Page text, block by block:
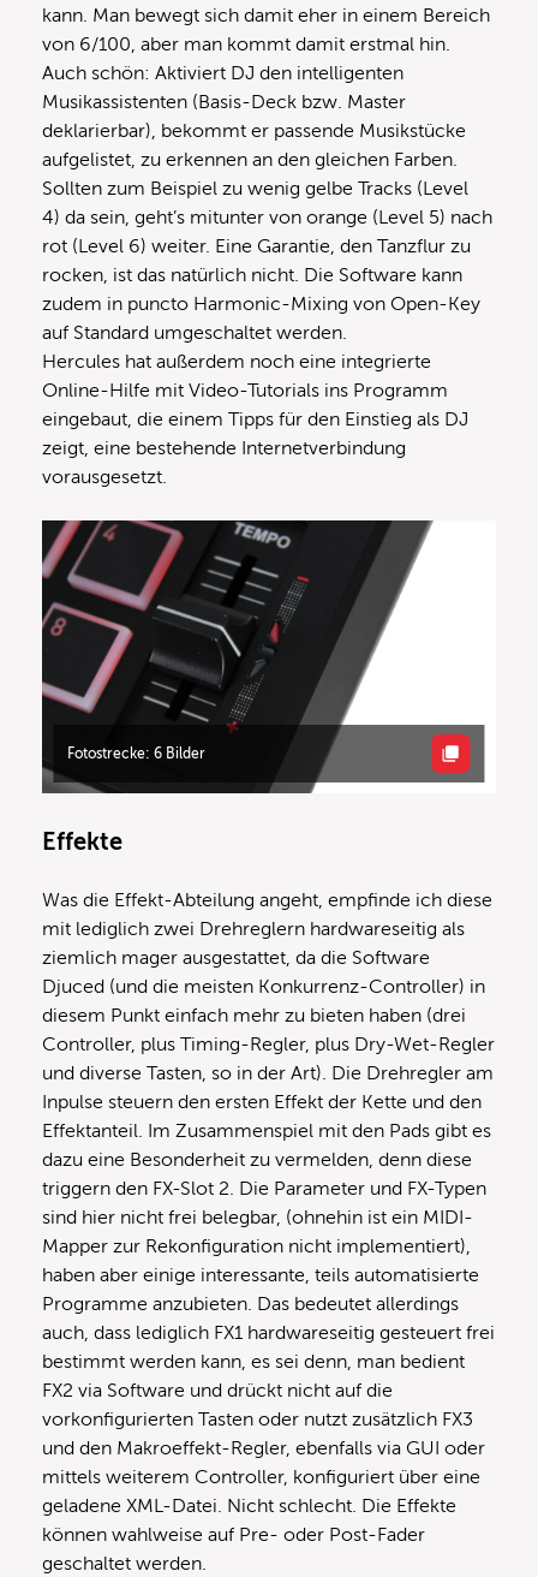
kann. Man bewegt sich damit eher in einem Bereich
von 6/100, aber man kommt damit erstmal hin.
Auch schön: Aktiviert DJ den intelligenten
Musikassistenten (Basis-Deck bzw. Master
deklarierbar), bekommt er passende Musikstücke
aufgelistet, zu erkennen an den gleichen Farben.
Sollten zum Beispiel zu wenig gelbe Tracks (Level
4) da sein, geht’s mitunter von orange (Level 5) nach
rot (Level 6) weiter. Eine Garantie, den Tanzflur zu
rocken, ist das natürlich nicht. Die Software kann
zudem in puncto Harmonic-Mixing von Open-Key
auf Standard umgeschaltet werden.
Hercules hat außerdem noch eine integrierte
Online-Hilfe mit Video-Tutorials ins Programm
eingebaut, die einem Tipps für den Einstieg als DJ
zeigt, eine bestehende Internetverbindung
vorausgesetzt.
Fotostrecke: 6 Bilder
Effekte
Was die Effekt-Abteilung angeht, empfinde ich diese
mit lediglich zwei Drehreglern hardwareseitig als
ziemlich mager ausgestattet, da die Software
Djuced (und die meisten Konkurrenz-Controller) in
diesem Punkt einfach mehr zu bieten haben (drei
Controller, plus Timing-Regler, plus Dry-Wet-Regler
und diverse Tasten, so in der Art). Die Drehregler am
Inpulse steuern den ersten Effekt der Kette und den
Effektanteil. Im Zusammenspiel mit den Pads gibt es
dazu eine Besonderheit zu vermelden, denn diese
triggern den FX-Slot 2. Die Parameter und FX-Typen
sind hier nicht frei belegbar, (ohnehin ist ein MIDI-
Mapper zur Rekonfiguration nicht implementiert),
haben aber einige interessante, teils automatisierte
Programme anzubieten. Das bedeutet allerdings
auch, dass lediglich FX1 hardwareseitig gesteuert frei
bestimmt werden kann, es sei denn, man bedient
FX2 via Software und drückt nicht auf die
vorkonfigurierten Tasten oder nutzt zusätzlich FX3
und den Makroeffekt-Regler, ebenfalls via GUI oder
mittels weiterem Controller, konfiguriert über eine
geladene XML-Datei. Nicht schlecht. Die Effekte
können wahlweise auf Pre- oder Post-Fader
geschaltet werden.